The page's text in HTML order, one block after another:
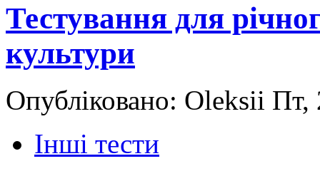
Тестування для
культури
Опубліковано: Oleksii
Інші тести